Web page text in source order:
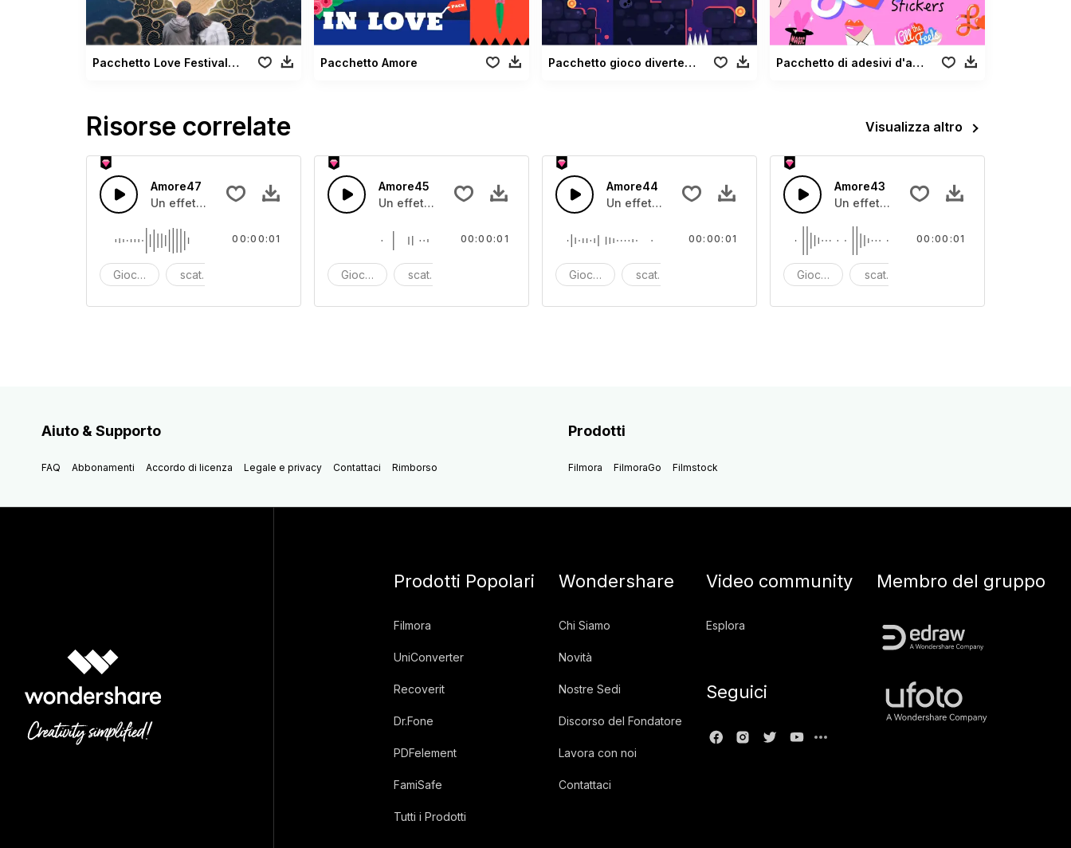
Pacchetto Love Festival Metà Autunno Pacchetto Amore Pacchetto gioco divertente Pacchetto di adesivi d'amore
Risorse correlate Visualizza altro
Amore47
Un effetto sonoro di scatola giocattolo
Giocattolo scatola dei giocattoli
00:00:01
Amore45
Un effetto sonoro di scatola giocattolo
Giocattolo scatola dei giocattoli
00:00:01
Amore44
Un effetto sonoro di scatola giocattolo
Giocattolo scatola dei giocattoli
00:00:01
Amore43
Un effetto sonoro di scatola giocattolo
Giocattolo scatola dei giocattoli
00:00:01
Aiuto & Supporto
FAQ Abbonamenti Accordo di licenza Legale e privacy Contattaci Rimborso
Prodotti
Filmora FilmoraGo Filmstock
Prodotti Popolari
Filmora
UniConverter
Recoverit
Dr.Fone
PDFelement
FamiSafe
Tutti i Prodotti
Wondershare
Chi Siamo
Novità
Nostre Sedi
Discorso del Fondatore
Lavora con noi
Contattaci
Video community
Esplora
Seguici
Membro del gruppo